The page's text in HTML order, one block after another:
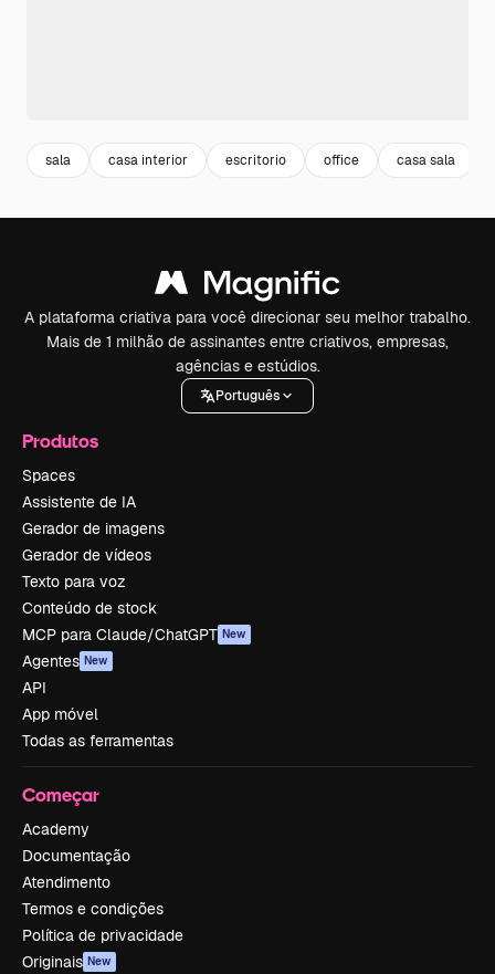
sala casa interior escritorio office casa sala
A plataforma criativa para você direcionar seu melhor trabalho.
Mais de 1 milhão de assinantes entre criativos, empresas,
agências e estúdios.
Português
Produtos
Spaces
Assistente de IA
Gerador de imagens
Gerador de vídeos
Texto para voz
Conteúdo de stock
MCP para Claude/ChatGPT New
Agentes New
API
App móvel
Todas as ferramentas
Começar
Academy
Documentação
Atendimento
Termos e condições
Política de privacidade
Originais New